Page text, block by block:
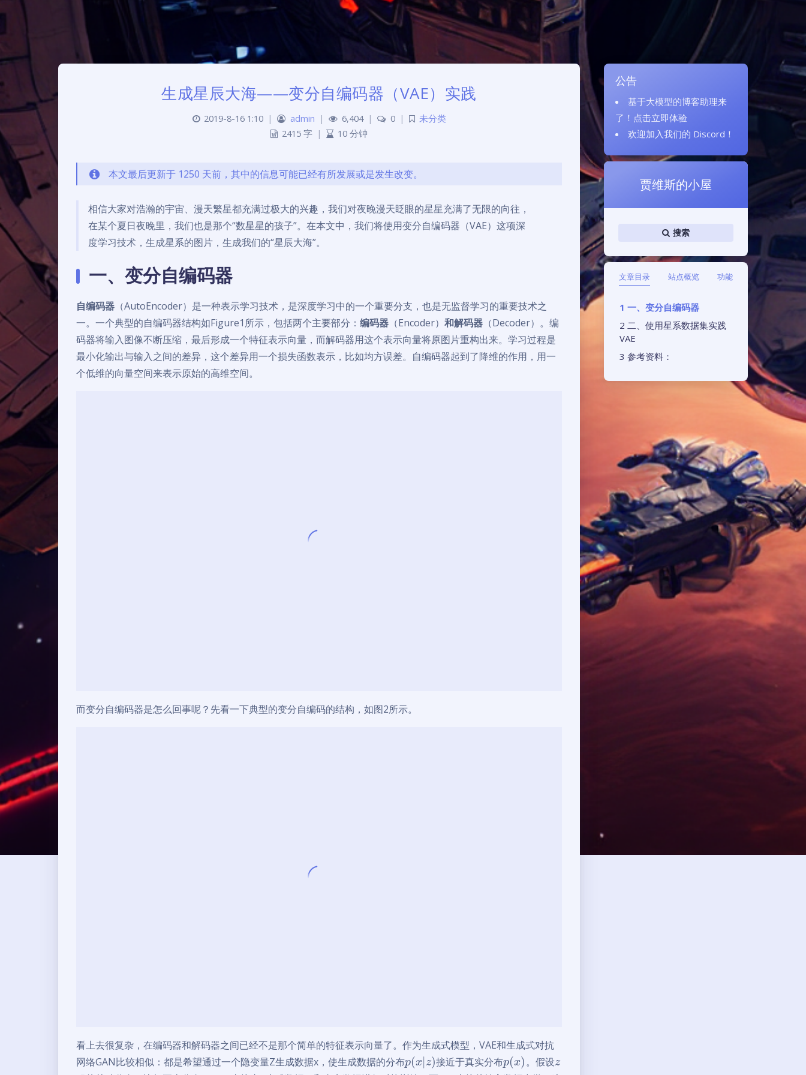
公告
基于大模型的博客助理来
了！ 点击立即体验
欢迎加入我们的 Discord ！
贾维斯的小屋
搜索
文章目录 站点概览 功能
一、变分自编码器
二、使用星系数据集实践
VAE
参考资料：
生成星辰大海——变分自编码器（VAE）实践
2019-8-16 1:10 | admin | 6,404 | 0 |
未分类
2415 字 | 10 分钟
本文最后更新于 1250 天前，其中的信息可能已经有所发展或是发生改变。
相信大家对浩瀚的宇宙、漫天繁星都充满过极大的兴趣，我们对夜晚漫天眨眼的星星充满了无限的向往，
在某个夏日夜晚里，我们也是那个“数星星的孩子”。在本文中，我们将使用变分自编码器（VAE）这项深
度学习技术，生成星系的图片，生成我们的“星辰大海”。
一、变分自编码器
自编码器 （AutoEncoder）是一种表示学习技术，是深度学习中的一个重要分支，也是无监督学习的重要技术之
一。一个典型的自编码器结构如Figure1所示，包括两个主要部分： 编码器 （Encoder） 和解码器 （Decoder）。编
码器将输入图像不断压缩，最后形成一个特征表示向量，而解码器用这个表示向量将原图片重构出来。学习过程是
最小化输出与输入之间的差异，这个差异用一个损失函数表示，比如均方误差。自编码器起到了降维的作用，用一
个低维的向量空间来表示原始的高维空间。
而变分自编码器是怎么回事呢？先看一下典型的变分自编码的结构，如图2所示。
看上去很复杂，在编码器和解码器之间已经不是那个简单的特征表示向量了。作为生成式模型，VAE和生成式对抗
网络GAN比较相似：都是希望通过一个隐变量Z生成数据x，使生成数据的分布p(x| z)接近于真实分布p(x)。假设z